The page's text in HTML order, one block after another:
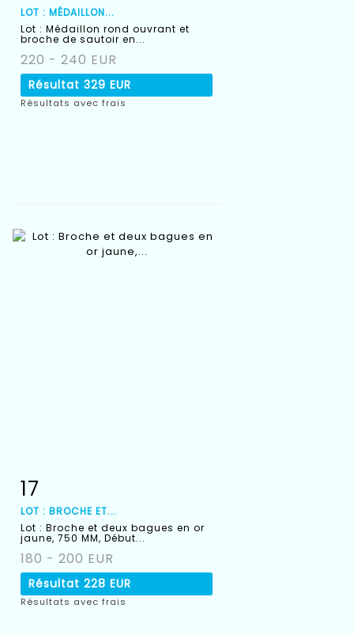
LOT : MÉDAILLON...
Lot : Médaillon rond ouvrant et
broche de sautoir en...
220 - 240 EUR
Résultat 329 EUR
Résultats avec frais
Fiche détaillée
17
LOT : BROCHE ET...
Lot : Broche et deux bagues en or
jaune, 750 MM, Début...
180 - 200 EUR
Résultat 228 EUR
Résultats avec frais